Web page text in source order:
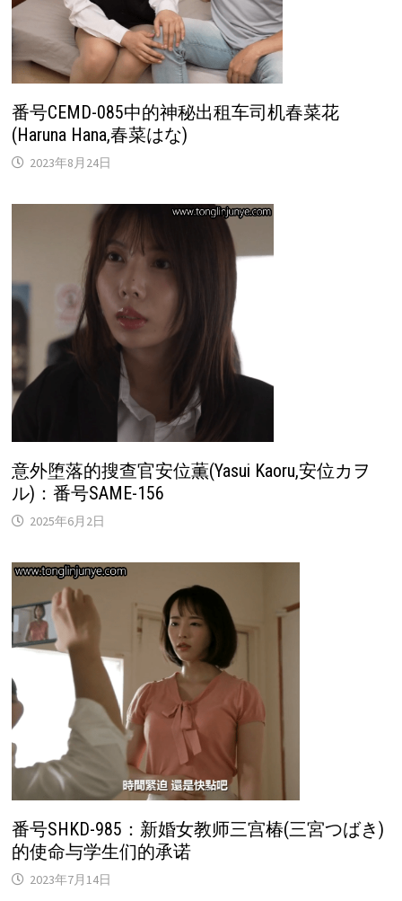
番号CEMD-085中的神秘出租车司机春菜花
(Haruna Hana,春菜はな)
2023年8月24日
意外堕落的搜查官安位薫(Yasui Kaoru,安位カヲ
ル)：番号SAME-156
2025年6月2日
番号SHKD-985：新婚女教师三宫椿(三宮つばき)
的使命与学生们的承诺
2023年7月14日